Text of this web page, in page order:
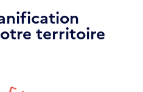
territoire